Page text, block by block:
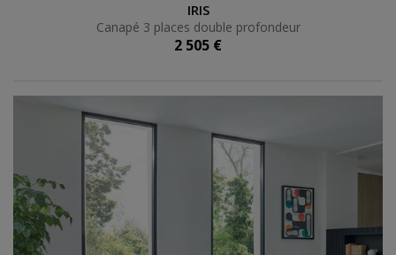
Canapé 3 places double profondeur
IRIS
Canapé 3 places double profondeur
2 505 €